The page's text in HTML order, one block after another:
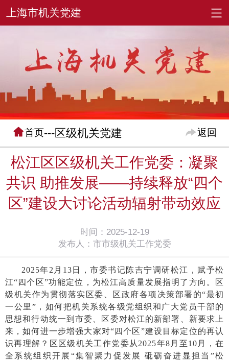
首页---区级机关党建 返回
松江区区级机关工作党委：凝聚
共识 助推发展——持续释放“四个
区”建设大讨论活动辐射带动效应
时间：2025-12-19
发布人：市市级机关工作党委
2025年2月13日，市委书记陈吉宁调研松江，赋予松
江“四个区”功能定位，为松江高质量发展指明了方向。区
级机关作为贯彻落实区委、区政府各项决策部署的“最初
一公里”，如何把机关系统各级党组织和广大党员干部的
思想和行动统一到市委、区委对松江的新部署、新要求上
来，如何进一步增强大家对“四个区”建设目标定位的再认
识再理解？区区级机关工作党委从2025年8月至10月，在
全系统组织开展“集智聚力促发展 砥砺奋进显担当”松